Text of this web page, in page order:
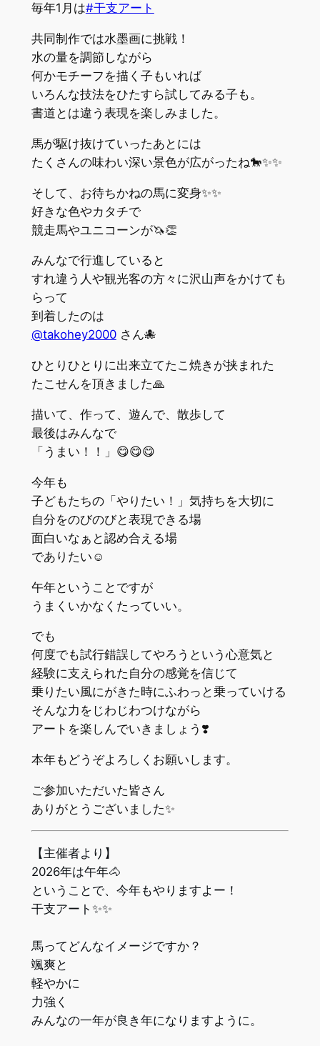
毎年1月は#干支アート
共同制作では水墨画に挑戦！
水の量を調節しながら
何かモチーフを描く子もいれば
いろんな技法をひたすら試してみる子も。
書道とは違う表現を楽しみました。
馬が駆け抜けていったあとには
たくさんの味わい深い景色が広がったね🐎✨✨
そして、お待ちかねの馬に変身✨✨
好きな色やカタチで
競走馬やユニコーンが🦄👏
みんなで行進していると
すれ違う人や観光客の方々に沢山声をかけても
らって
到着したのは
@takohey2000さん🐙
ひとりひとりに出来立てたこ焼きが挟まれた
たこせんを頂きました🙏
描いて、作って、遊んで、散歩して
最後はみんなで
「うまい！！」😋😋😋
今年も
子どもたちの「やりたい！」気持ちを大切に
自分をのびのびと表現できる場
面白いなぁと認め合える場
でありたい☺️
午年ということですが
うまくいかなくたっていい。
でも
何度でも試行錯誤してやろうという心意気と
経験に支えられた自分の感覚を信じて
乗りたい風にがきた時にふわっと乗っていける
そんな力をじわじわつけながら
アートを楽しんでいきましょう❣️
本年もどうぞよろしくお願いします。
ご参加いただいた皆さん
ありがとうございました✨
【主催者より】
2026年は午年🐴
ということで、今年もやりますよー！
干支アート✨✨
馬ってどんなイメージですか？
颯爽と
軽やかに
力強く
みんなの一年が良き年になりますように。